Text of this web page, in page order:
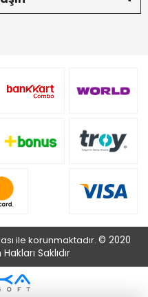
ile korunmaktadır. © 2020
Saklıdır